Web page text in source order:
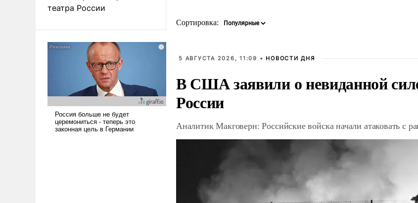
театра России
Сортировка:
5 АВГУСТА 2026, 11:09 • НОВОСТИ ДНЯ
В США заявили о невиданной
России
Аналитик Макговерн: Российские войска начали атаковать с